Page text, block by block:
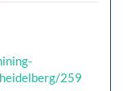
259